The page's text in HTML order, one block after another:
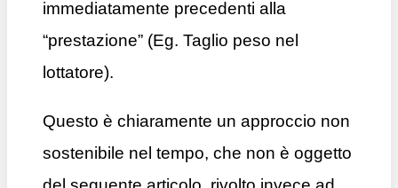
immediatamente precedenti alla
“prestazione” (Eg. Taglio peso nel
lottatore).
Questo è chiaramente un approccio non
sostenibile nel tempo, che non è oggetto